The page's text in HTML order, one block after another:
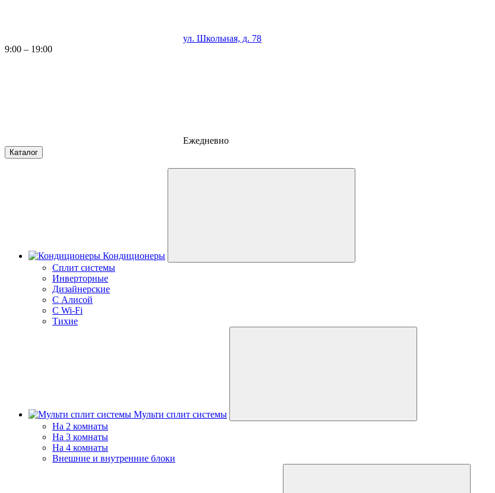
ул. Школьная, д. 78
9:00 – 19:00
Ежедневно
Каталог
Кондиционеры
Сплит системы
Инверторные
Дизайнерские
С Алисой
C Wi-Fi
Тихие
Мульти сплит системы
На 2 комнаты
На 3 комнаты
На 4 комнаты
Внешние и внутренние блоки